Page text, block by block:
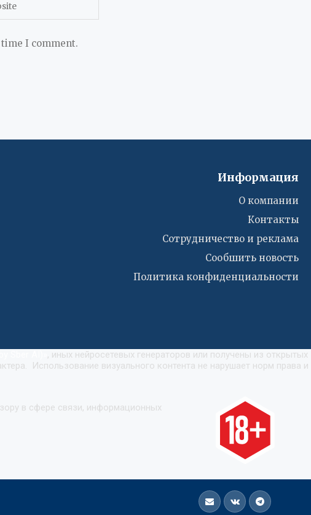
I comment.
Информация
О компании
Контакты
Сотрудничество и реклама
Сообшить новость
Политика конфиденциальности
, иных нейросетевых генераторов или получены из открытых
Использование визуального контента не нарушает норм права и
в сфере связи, информационных